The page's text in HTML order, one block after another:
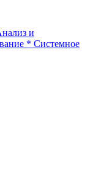
и
* Системное